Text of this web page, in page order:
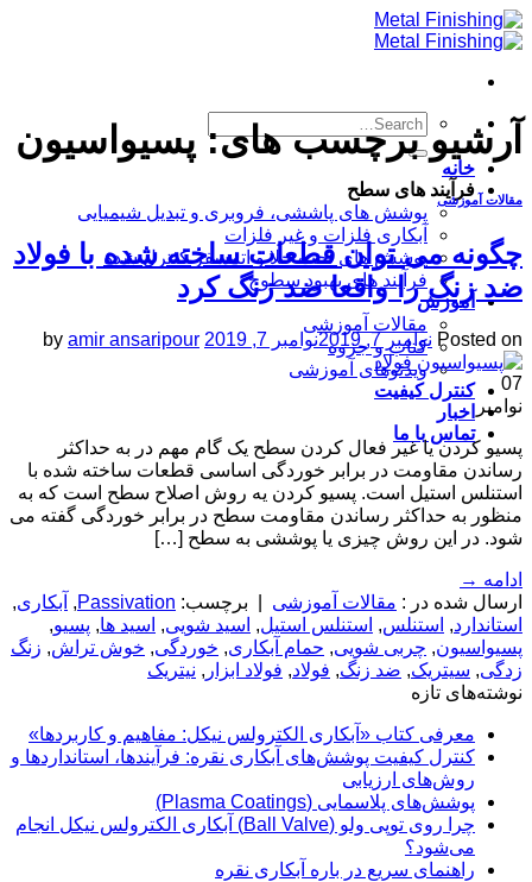
Skip
to
خانه
فرآیند های سطح
پوشش های پاششی، فروبری و تبدیل شیمیایی
آبکاری فلزات و غیر فلزات
پوشش های تحت خلا و اتمسفر کنترل شده
فرآیند های بهبود سطوح
آموزش
مقالات آموزشی
کتاب و جزوه
ویدئوهای آموزشی
کنترل کیفیت
اخبار
تماس با ما
آرشیو برچسب های: پسیواسیون
مقالات آموزشی
چگونه می توان قطعات ساخته شده با فولاد
ضد زنگ را واقعا ضد زنگ کرد
Posted on نوامبر 7, 2019 نوامبر 7, 2019 by amir ansaripour
07
نوامبر
پسیو کردن یا غیر فعال کردن سطح یک گام مهم در به حداکثر
رساندن مقاومت در برابر خوردگی اساسی قطعات ساخته شده با
استنلس استیل است. پسیو کردن یه روش اصلاح سطح است که به
منظور به حداکثر رساندن مقاومت سطح در برابر خوردگی گفته می
شود. در این روش چیزی یا پوششی به سطح […]
ادامه →
ارسال شده در : مقالات آموزشی برچسب: Passivation
, آبکاری,
استاندارد, استنلس, استنلس استیل, اسید شویی, اسید ها, پسیو,
پسیواسیون, چربی شویی, حمام آبکاری, خوردگی, خوش تراش, زنگ
زدگی, سیتریک, ضد زنگ, فولاد, فولاد ابزار , نیتریک
نوشته‌های تازه
معرفی کتاب «آبکاری الکترولس نیکل: مفاهیم و کاربردها»
کنترل کیفیت پوشش‌های آبکاری نقره: فرآیندها، استانداردها و
روش‌های ارزیابی
پوشش‌های پلاسمایی (Plasma Coatings)
چرا روی توپی‌ ولو (Ball Valve) آبکاری الکترولس نیکل انجام
می‌شود؟
راهنمای سریع در باره آبکاری نقره